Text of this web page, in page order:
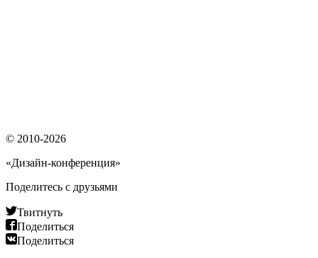
© 2010-2026
«Дизайн-конференция»
Поделитесь с друзьями
Твитнуть
Поделиться
Поделиться